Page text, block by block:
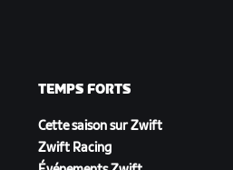
TEMPS FORTS
Cette saison sur Zwift
Zwift Racing